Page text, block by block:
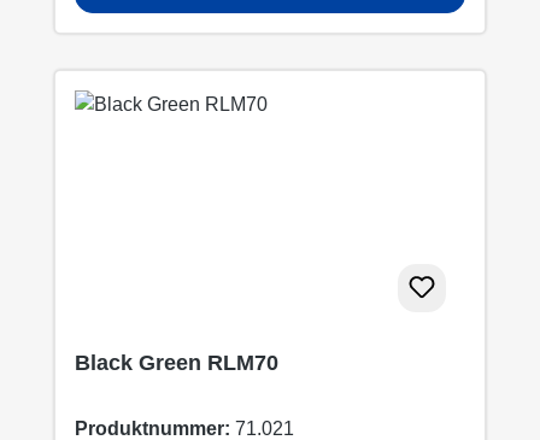
Black Green RLM70
Produktnummer: 71.021